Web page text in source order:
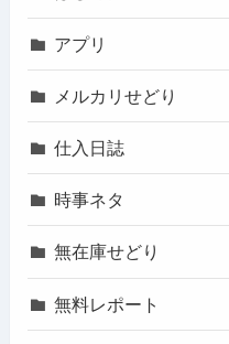
アプリ
メルカリせどり
仕入日誌
時事ネタ
無在庫せどり
無料レポート